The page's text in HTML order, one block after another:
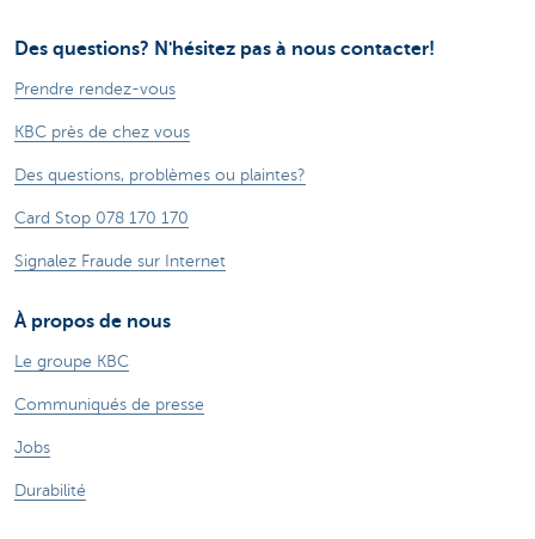
Des questions? N'hésitez pas à nous contacter!
Prendre rendez-vous
KBC près de chez vous
Des questions, problèmes ou plaintes?
Card Stop 078 170 170
Signalez Fraude sur Internet
À propos de nous
Le groupe KBC
Communiqués de presse
Jobs
Durabilité